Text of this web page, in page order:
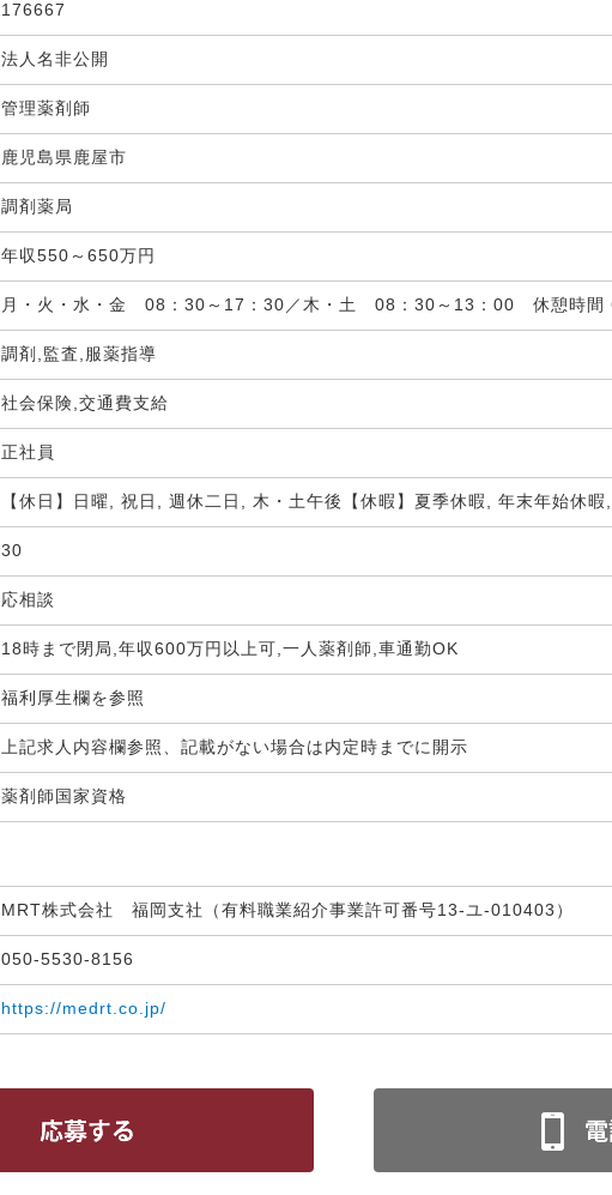
176667
法人名非公開
管理薬剤師
鹿児島県鹿屋市
調剤薬局
年収550～650万円
月・火・水・金 08：30～17：30／木・土 08：30～13：00 休憩時
調剤,監査,服薬指導
社会保険,交通費支給
正社員
【休日】日曜, 祝日, 週休二日, 木・土午後【休暇】夏季休暇, 年末年始休
30
応相談
18時まで閉局,年収600万円以上可,一人薬剤師,車通勤OK
福利厚生欄を参照
上記求人内容欄参照、記載がない場合は内定時までに開示
薬剤師国家資格
MRT株式会社 福岡支社（有料職業紹介事業許可番号13-ユ-010403）
050-5530-8156
https://medrt.co.jp/